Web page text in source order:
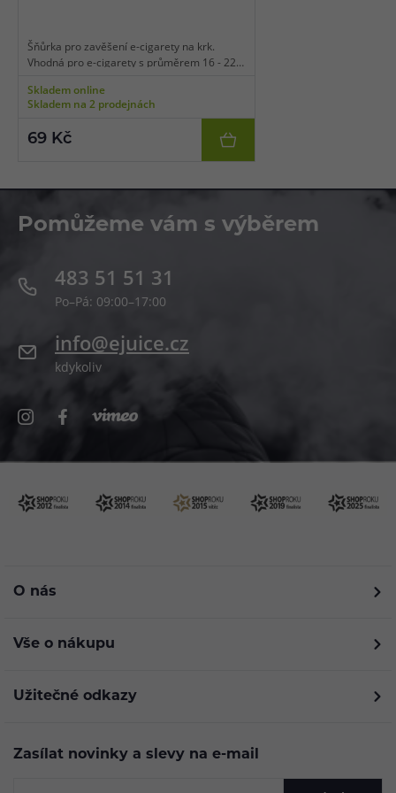
Šňůrka pro zavěšení e-cigarety na krk.
Vhodná pro e-cigarety s průměrem 16 - 22
Skladem online
Skladem na 2 prodejnách
69 Kč
Pomůžeme vám s výběrem
483 51 51 31
Po–Pá: 09:00–17:00
info@ejuice.cz
kdykoliv
O nás
Vše o nákupu
Užitečné odkazy
Zasílat novinky a slevy na e-mail